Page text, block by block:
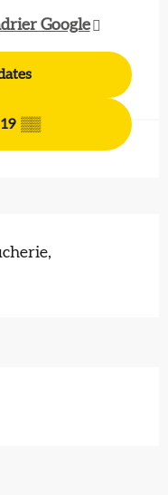
Google
▒▒